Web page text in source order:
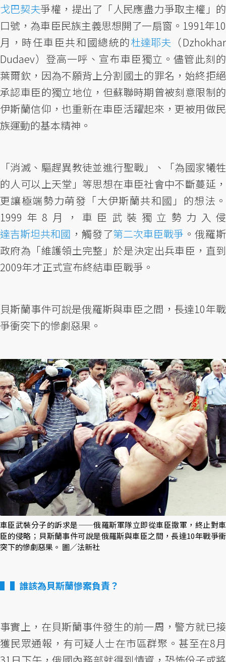
戈巴契夫爭權，提出了「人民應盡力爭取主權」的
口號，為車臣民族主義思想開了一扇窗。1991年10
月，時任車臣共和國總統的杜達耶夫 （Dzhokhar
Dudaev）登高一呼、宣布車臣獨立。儘管此刻的
葉爾欽，因為不願背上分割國土的罪名，始終拒絕
承認車臣的獨立地位，但蘇聯時期曾被刻意限制的
伊斯蘭信仰，也重新在車臣活躍起來，更被用做民
族運動的基本精神。
「消滅、驅趕異教徒並進行聖戰」、「為國家犧牲
的人可以上天堂」等思想在車臣社會中不斷蔓延，
更讓極端勢力萌發「大伊斯蘭共和國」的想法。
1999年8月，車臣武裝獨立勢力入侵
達吉斯坦共和國 ，觸發了第二次車臣戰爭 。俄羅斯
政府為「維護領土完整」於是決定出兵車臣，直到
2009年才正式宣布終結車臣戰爭。
貝斯蘭事件可說是俄羅斯與車臣之間，長達10年戰
爭衝突下的慘劇惡果。
車臣武裝分子的訴求是——俄羅斯軍隊立即從車臣撤軍，終止對車
臣的侵略；貝斯蘭事件可說是俄羅斯與車臣之間，長達10年戰爭衝
突下的慘劇惡果。 圖／法新社
▌誰該為貝斯蘭慘案負責？
事實上，在貝斯蘭事件發生的前一周，警方就已接
獲民眾通報，有可疑人士在市區群聚。甚至在8月